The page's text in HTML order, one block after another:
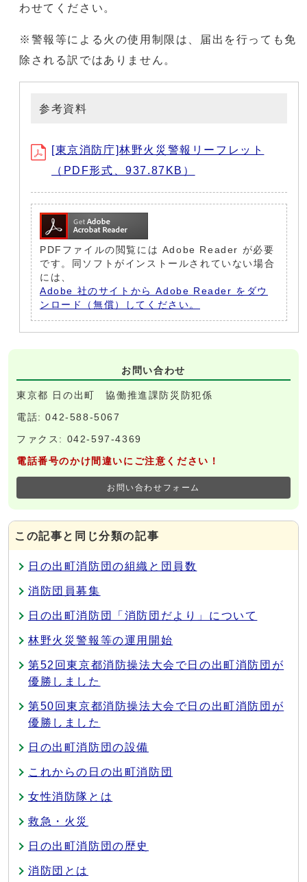
わせてください。
※警報等による火の使用制限は、届出を行っても免
除される訳ではありません。
参考資料
[東京消防庁]林野火災警報リーフレット
（PDF形式、937.87KB）
PDFファイルの閲覧には Adobe Reader が必要
です。同ソフトがインストールされていない場合
には、
Adobe 社のサイトから Adobe Reader をダウ
ンロード（無償）してください。
お問い合わせ
東京都 日の出町 協働推進課防災防犯係
電話: 042-588-5067
ファクス: 042-597-4369
電話番号のかけ間違いにご注意ください！
お問い合わせフォーム
この記事と同じ分類の記事
日の出町消防団の組織と団員数
消防団員募集
日の出町消防団「消防団だより」について
林野火災警報等の運用開始
第52回東京都消防操法大会で日の出町消防団が
優勝しました
第50回東京都消防操法大会で日の出町消防団が
優勝しました
日の出町消防団の設備
これからの日の出町消防団
女性消防隊とは
救急・火災
日の出町消防団の歴史
消防団とは